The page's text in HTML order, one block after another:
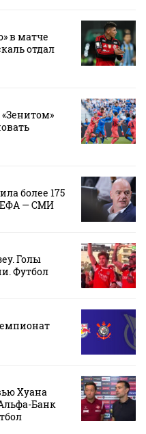
в матче
отдал
более 175
— СМИ
Голы
Футбол
Хуана
Банк